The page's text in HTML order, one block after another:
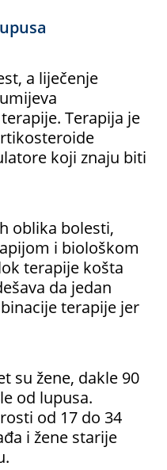
a liječenje
Terapija je
koji znaju biti
oblika bolesti,
i biološkom
terapije košta
da jedan
terapije jer
su žene, dakle 90
od lupusa.
od 17 do 34
i žene starije